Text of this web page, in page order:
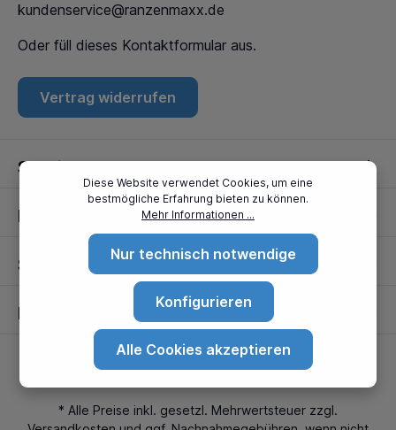
Partner
Standorte
kundenservice@ranzenmaxx.de
Oder füll dieses Kontaktformular aus.
Vertrag widerrufen
Service
Informationen
* Alle Preise inkl. gesetzl. Mehrwertsteuer zzgl.
Diese Website verwendet Cookies, um eine
bestmögliche Erfahrung bieten zu können.
Mehr Informationen ...
Nur technisch notwendige
Konfigurieren
Alle Cookies akzeptieren